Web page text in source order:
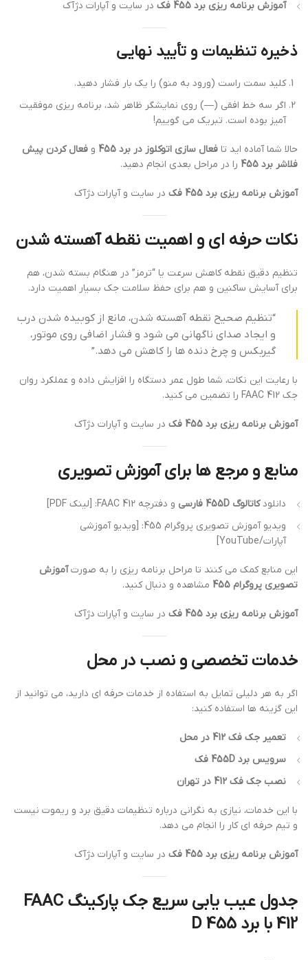
آموزش برنامه ریزی برد 455 فک در سایت و آپارات دژآک
ذخیره تنظیمات و تأیید نهایی
کلید سمت راست (ورود به منو) را یک بار فشار دهید.
اگر سه خط افقی (—) روی نمایشگر ظاهر شد، برنامه ریزی موفقیت
آمیز بوده است. تبریک می گوییم!
حالا شما آماده اید تا فعال سازی اتوکلوز در برد 455 و فعال کردن پیش
فلاشر برد 455
را در مراحل بعدی انجام دهید.
آموزش برنامه ریزی برد 455 فک در سایت و آپارات دژآک
نکات حرفه ای و اهمیت نقطه آهسته شدن
تنظیم دقیق نقطه کاهش سرعت یا “ترمز” در هنگام بسته شدن، هم
برای آسایش ساکنین و هم برای حفظ سلامت جک بسیار اهمیت دارد.
“تنظیم صحیح نقطه آهسته شدن، مانع از کوبیده شدن درب
و ایجاد صدای ناگهانی می شود و فشار اضافی روی موتور،
گیربکس و چرخ دنده ها را کاهش می دهد.”
با رعایت این نکات، شما طول عمر دستگاه را افزایش داده و عملکرد روان
جک FAAC 412 را تضمین می کنید.
آموزش برنامه ریزی برد 455 فک در سایت و آپارات دژآک
منابع و مرجع ها برای آموزش تصویری
دانلودکاتالوگ 455D فارسی
و دفترچه FAAC 412: [لینک PDF]
ویدیو آموزش تصویری پروگرام 455: [ویدیو آموزشی
آپارات/YouTube]
این منابع کمک می کنند تا مراحل برنامه ریزی را به صورتآموزش
تصویری پروگرام 455
مشاهده و دنبال کنید.
آموزش برنامه ریزی برد 455 فک در سایت و آپارات دژآک
خدمات تخصصی و نصب در محل
اگر به هر دلیلی تمایل به استفاده از خدمات حرفه ای دارید، می توانید از
این گزینه ها استفاده کنید:
تعمیر جک فک 412 در محل
سرویس برد 455D فک
نصب جک فک 412 در تهران
با این خدمات، نیازی به نگرانی درباره تنظیمات دقیق برد و ریموت نیست
و تیم حرفه ای کار را انجام می دهد.
آموزش برنامه ریزی برد 455 فک در سایت و آپارات دژآک
جدول عیب یابی سریع جک پارکینگ FAAC
412 با برد 455 D